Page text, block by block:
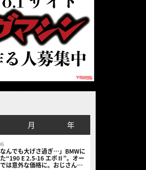
月 年
なんでも大げさ過ぎ…」BMWに
“190 E 2.5-16 エボⅡ”。オー
は意外な価格に。おじさん達